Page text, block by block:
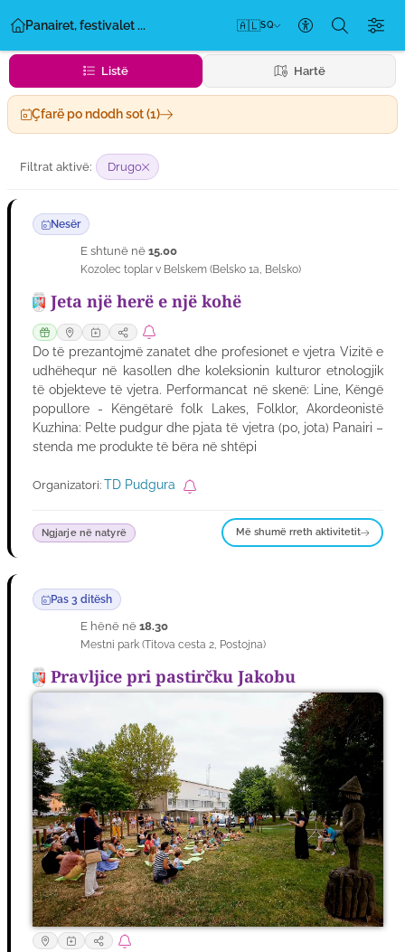
Panairet, festivalet ... 🇦🇱SQ
Cilësimet e
Listë Hartë
Çfarë po ndodh sot (1)
Filtrat aktivë: Drugo
E shtunë në 15.00
Kozolec toplar v Belskem(Belsko 1a, Belsko)
Nesër
Jeta një herë e një kohë
Do të prezantojmë zanatet dhe profesionet e vjetra Vizitë e
udhëhequr në kasollen dhe koleksionin kulturor etnologjik
të objekteve të vjetra. Performancat në skenë: Line, Këngë
popullore - Këngëtarë folk Lakes, Folklor, Akordeonistë
Kuzhina: Pelte pudgur dhe pjata të vjetra (po, jota) Panairi –
stenda me produkte të bëra në shtëpi
Organizatori: TD Pudgura
Ngjarje në natyrë Më shumë rreth aktivitetit
E hënë në 18.30
Mestni park(Titova cesta 2, Postojna)
Pas 3 ditësh
Pravljice pri pastirčku Jakobu